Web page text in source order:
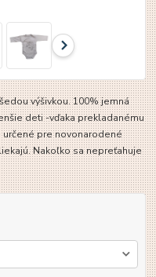
výšivkou. 100% jemná
deti -vďaka prekladanému
určené pre novonarodené
Nakoľko sa nepreťahuje